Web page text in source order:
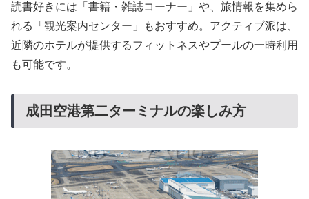
読書好きには「書籍・雑誌コーナー」や、旅情報を集めら
れる「観光案内センター」もおすすめ。アクティブ派は、
近隣のホテルが提供するフィットネスやプールの一時利用
も可能です。
成田空港第二ターミナルの楽しみ方